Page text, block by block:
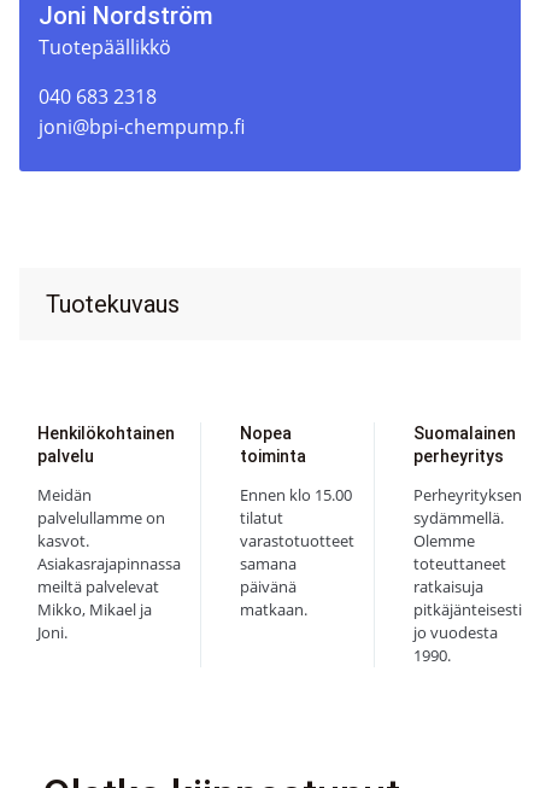
Joni Nordström
Tuotepäällikkö
040 683 2318
joni@bpi-chempump.fi
Tuotekuvaus
Henkilökohtainen
palvelu
Meidän
palvelullamme on
kasvot.
Asiakasrajapinnassa
meiltä palvelevat
Mikko, Mikael ja
Joni.
Nopea
toiminta
Ennen klo 15.00
tilatut
varastotuotteet
samana
päivänä
matkaan.
Suomalainen
perheyritys
Perheyrityksen
sydämmellä.
Olemme
toteuttaneet
ratkaisuja
pitkäjänteisesti
jo vuodesta
1990.